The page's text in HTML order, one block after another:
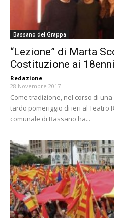
Bassano del Grappa
“Lezione” di Marta
Costituzione ai
Redazione -
28 Novembre 2017
Come tradizione, nel corso di
tardo pomeriggio di ieri al Teatro
comunale di Bassano ha...